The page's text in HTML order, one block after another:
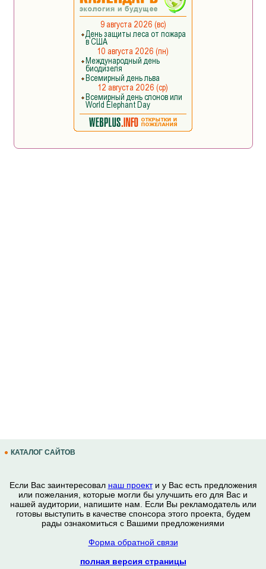
КАТАЛОГ САЙТОВ
Если Вас заинтересовал наш проекти у Вас есть предложения
или пожелания, которые могли бы улучшить его для Вас и
нашей аудитории, напишите нам. Если Вы рекламодатель или
готовы выступить в качестве спонсора этого проекта, будем
рады ознакомиться с Вашими предложениями
Форма обратной связи
полная версия страницы